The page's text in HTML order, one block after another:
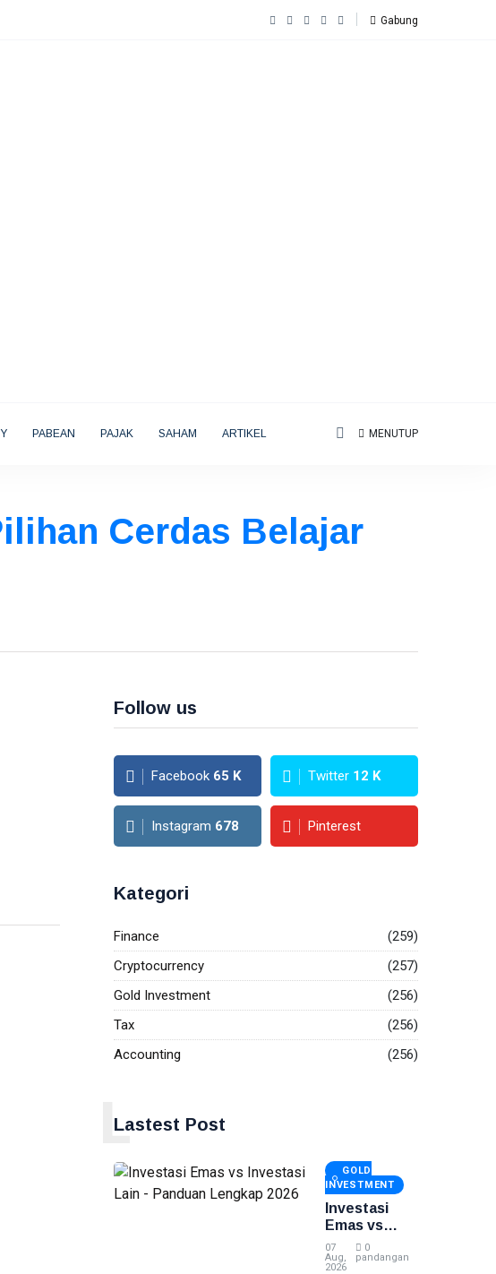
Gabung
PABEAN PAJAK SAHAM ARTIKEL MENUTUP
Cerdas Belajar
Follow us
Facebook 65 K Twitter 12 K
Instagram 678 Pinterest
Kategori
Finance
(259)
Cryptocurrency
(257)
Gold Investment
(256)
Tax
(256)
Accounting
(256)
Lastest Post
L
GOLD
INVESTMENT
Investasi
Emas vs
Investasi
Lain -
07
Aug,
2026
0
pandangan